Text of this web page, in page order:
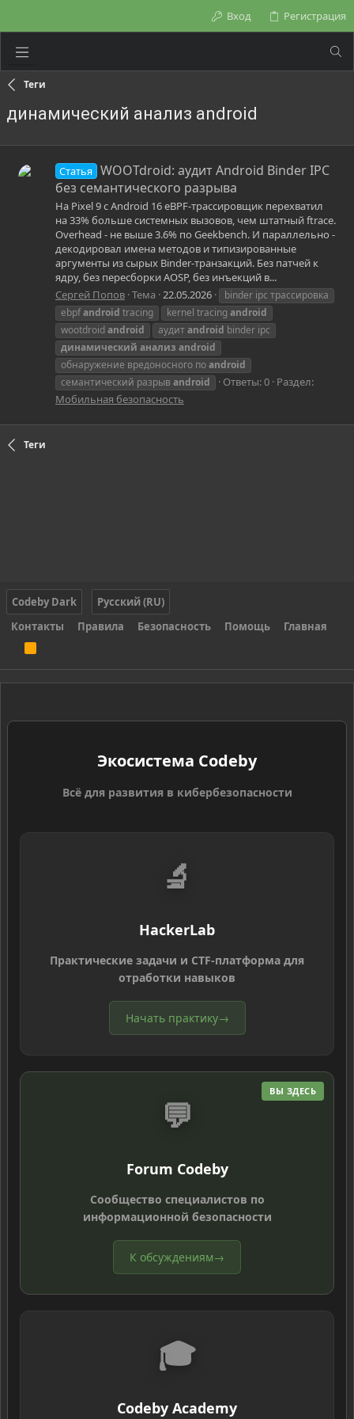
Вход Регистрация
Теги
динамический анализ android
Статья
WOOTdroid: аудит Android Binder IPC
без семантического разрыва
На Pixel 9 с Android 16 eBPF-трассировщик перехватил
на 33% больше системных вызовов, чем штатный ftrace.
Overhead - не выше 3.6% по Geekbench. И параллельно -
декодировал имена методов и типизированные
аргументы из сырых Binder-транзакций. Без патчей к
ядру, без пересборки AOSP, без инъекций в...
Сергей Попов Тема 22.05.2026
binder ipc трассировка
ebpfandroid tracing kernel tracingandroid
wootdroidandroid аудитandroid binder ipc
динамический анализ android
обнаружение вредоносного поandroid
семантический разрыв android Ответы: 0 Раздел:
Мобильная безопасность
Теги
Codeby Dark
Русский (RU)
Контакты
Правила Безопасность Помощь Главная
S
Экосистема Codeby
Всё для развития в кибербезопасности
🔬
HackerLab
Практические задачи и CTF-платформа для
отработки навыков
Начать практику→
ВЫ ЗДЕСЬ
💬
Forum Codeby
Сообщество специалистов по
информационной безопасности
К обсуждениям→
🎓
Codeby Academy